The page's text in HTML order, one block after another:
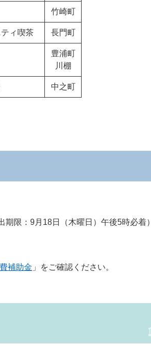
竹崎町
ィ喫茶 長門町
豊浦町
川棚
中之町
限：9月18日（木曜日）午後5時必着）
補助金 」をご確認ください。